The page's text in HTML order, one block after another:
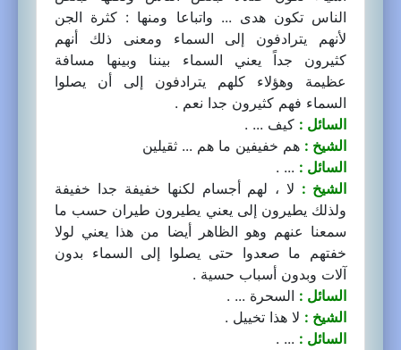
الناس تكون هدى ... واتباعا ومنها : كثرة الجن
لأنهم يترادفون إلى السماء ومعنى ذلك أنهم
كثيرون جداً يعني السماء بيننا وبينها مسافة
عظيمة وهؤلاء كلهم يترادفون إلى أن يصلوا
السماء فهم كثيرون جدا نعم .
السائل : كيف ... .
الشيخ : هم خفيفين ما هم ... ثقيلين
السائل : ... .
الشيخ : لا ، لهم أجسام لكنها خفيفة جدا خفيفة
ولذلك يطيرون إلى يعني يطيرون طيران حسب ما
سمعنا عنهم وهو الظاهر أيضا من هذا يعني لولا
خفتهم ما صعدوا حتى يصلوا إلى السماء بدون
آلات وبدون أسباب حسية .
السائل : السحرة ... .
الشيخ : لا هذا تخييل .
السائل : ... .